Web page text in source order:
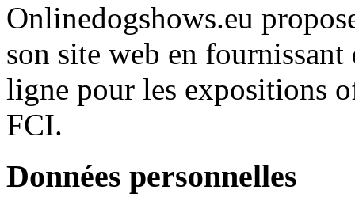
Onlinedogshows.eu
son site web en
ligne pour les expositions
FCI.
Données personnelles